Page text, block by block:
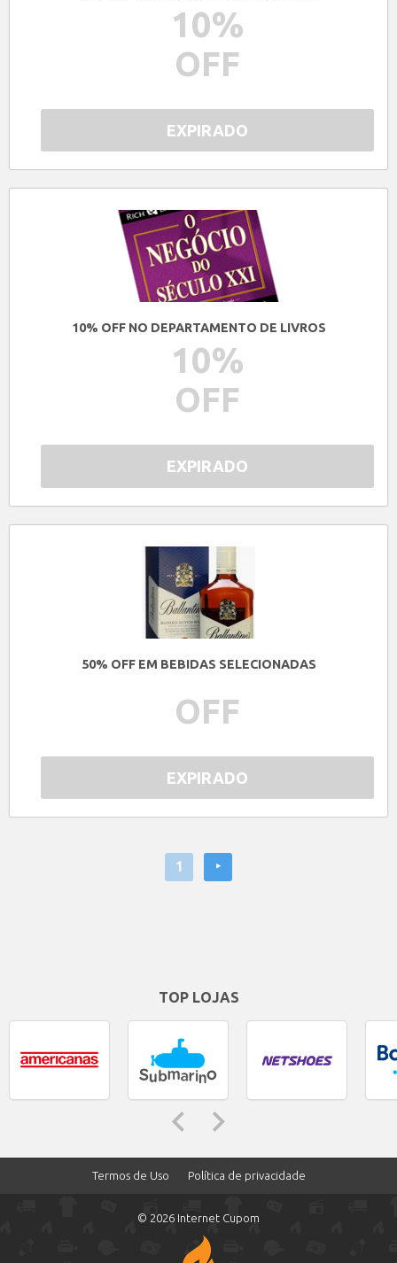
10%
OFF
EXPIRADO
10% OFF NO DEPARTAMENTO DE LIVROS
10%
OFF
EXPIRADO
50% OFF EM BEBIDAS SELECIONADAS
OFF
EXPIRADO
1 ‣
TOP LOJAS
Termos de Uso Política de privacidade
© 2026 Internet Cupom